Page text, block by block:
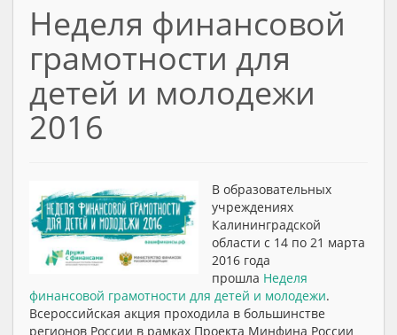
Неделя финансовой
грамотности для
детей и молодежи
2016
В образовательных
учреждениях
Калининградской
области с 14 по 21 марта
2016 года
прошла Неделя
финансовой грамотности для детей и молодежи.
Всероссийская акция проходила в большинстве
регионов России в рамках Проекта Минфина России